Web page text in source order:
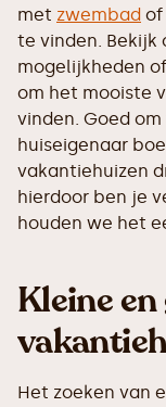
met zwembad of
te vinden. Bekijk
mogelijkheden
om het mooiste
vinden. Goed
huiseigenaar
vakantiehuizen
hierdoor ben je
houden we het
Kleine
Het zoeken van